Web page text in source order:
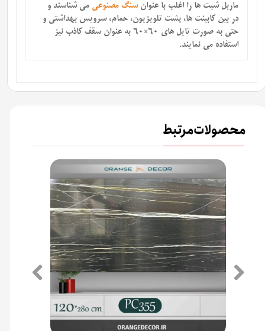
ماربل شیت ها را اغلب با عنوانسنگ مصنوعی می شناسند و
در بین کابینت ها، پشت تلویزیون، حمام، سرویس بهداشتی و
حتی به صورت تایل های 60×60 به عنوان سقف کاذب نیز
استفاده می نمایند.
محصولات مرتبط